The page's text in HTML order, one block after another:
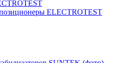
ELECTROTEST